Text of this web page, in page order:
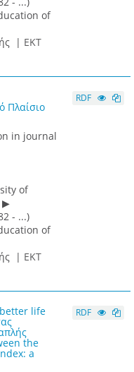
of
| ΕΚΤ
Πλαίσιο
in journal
of
▶
- ...)
of
| ΕΚΤ
RDF
life
the
a
RDF